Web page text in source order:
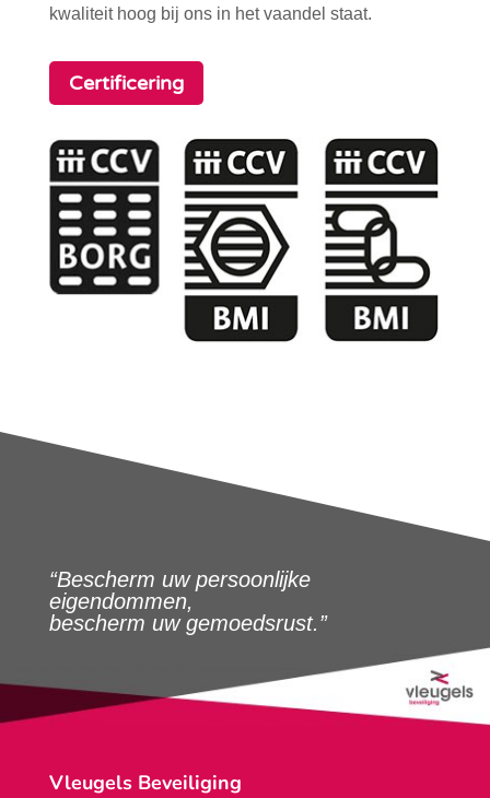
kwaliteit hoog bij ons in het vaandel staat.
Certificering
“Bescherm uw persoonlijke
eigendommen,
bescherm uw gemoedsrust.”
Vleugels Beveiliging